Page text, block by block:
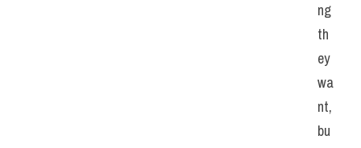
ng
th
ey
wa
nt,
bu